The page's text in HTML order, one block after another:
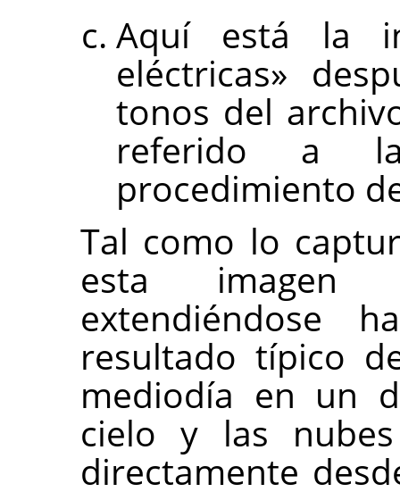
Aquí está la
eléctricas»
tonos del
referido a
procedimiento
Tal como lo
esta imagen
extendiéndose
resultado típico
mediodía en un
cielo y las
directamente